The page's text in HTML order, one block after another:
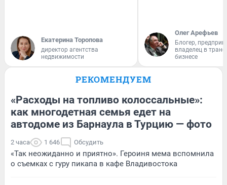
Екатерина Торопова
директор агентства
недвижимости
Олег Арефьев
Блогер,
владелец в
бизнесе
РЕКОМЕНДУЕМ
«Расходы на топливо колоссальные»:
как многодетная семья едет на
автодоме из Барнаула в Турцию — фото
2 часа 1 646 Обсудить
«Так неожиданно и приятно». Героиня мема вспомнила
о съемках с гуру пикапа в кафе Владивостока